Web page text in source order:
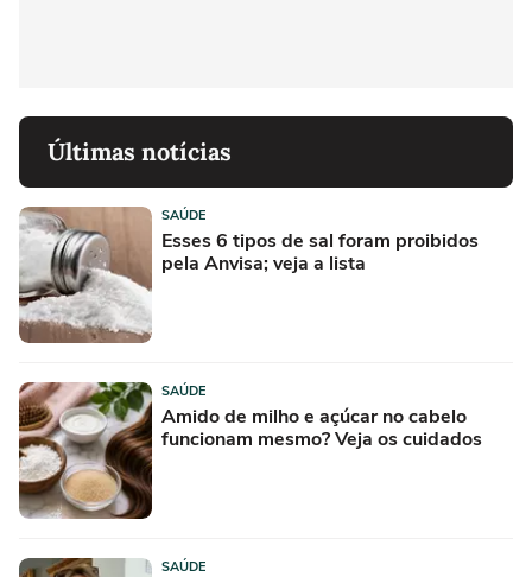
Últimas notícias
SAÚDE
Esses 6 tipos de sal foram proibidos
pela Anvisa; veja a lista
SAÚDE
Amido de milho e açúcar no cabelo
funcionam mesmo? Veja os cuidados
SAÚDE